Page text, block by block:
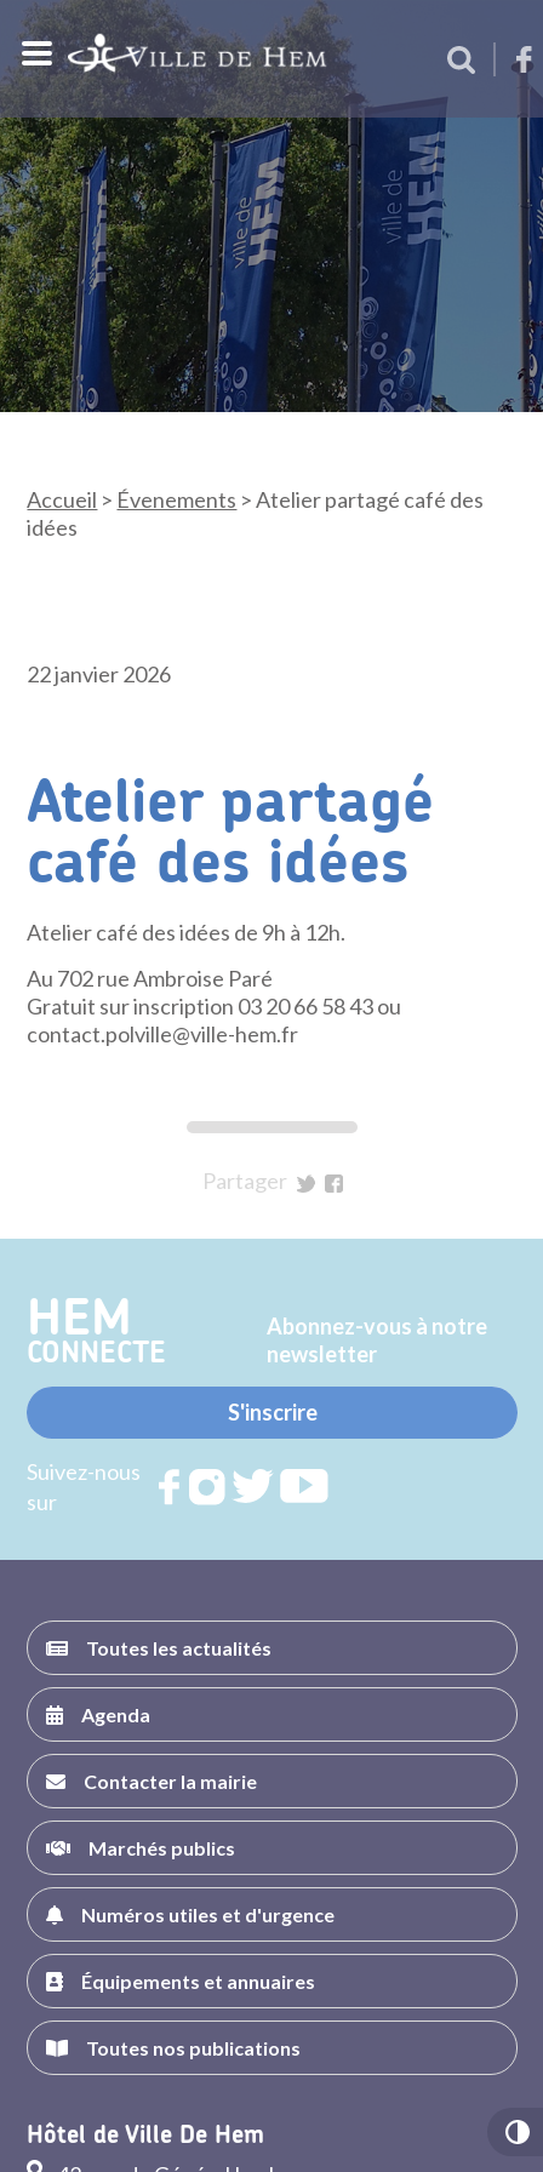
Accueil > Évenements >Atelier partagé café des
idées
22 janvier 2026
Atelier partagé
café des idées
Atelier café des idées de 9h à 12h.
Au 702 rue Ambroise Paré
Gratuit sur inscription 03 20 66 58 43 ou
contact.polville@ville-hem.fr
Partager
Twitter
Facebook
HEM
CONNECTE
Abonnez-vous à notre
newsletter
S'inscrire
Suivez-nous
sur
RejoignezRejoignezRejoignez
Toutes les actualités
Agenda
Contacter la mairie
Marchés publics
Numéros utiles et d'urgence
Équipements et annuaires
Toutes nos publications
Hôtel de Ville De Hem